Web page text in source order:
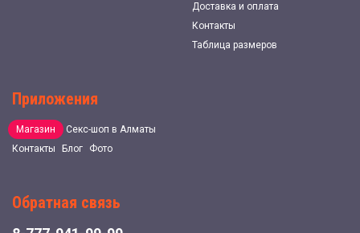
Доставка и оплата
Контакты
Таблица размеров
Приложения
Магазин
Секс-шоп в Алматы
Контакты
Блог Фото
Обратная связь